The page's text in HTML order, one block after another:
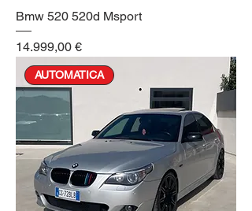
Bmw 520 520d Msport
Prezzo
14.999,00 €
AUTOMATICA